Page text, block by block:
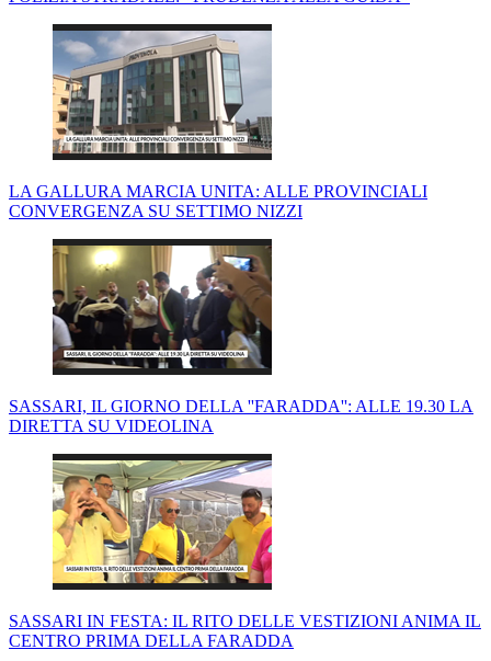
LA GALLURA MARCIA UNITA: ALLE PROVINCIALI
CONVERGENZA SU SETTIMO NIZZI
SASSARI, IL GIORNO DELLA ''FARADDA'': ALLE 19.30 LA
DIRETTA SU VIDEOLINA
SASSARI IN FESTA: IL RITO DELLE VESTIZIONI ANIMA IL
CENTRO PRIMA DELLA FARADDA